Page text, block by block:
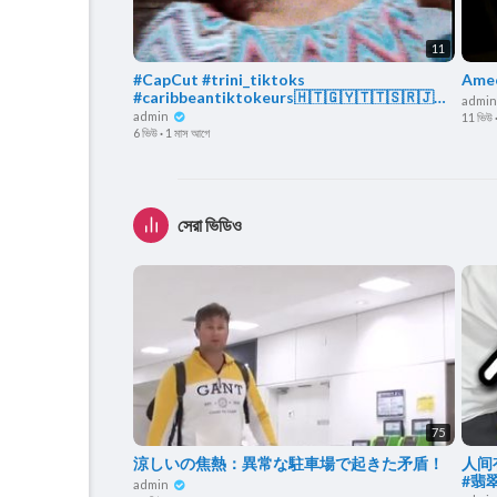
11
#CapCut #trini_tiktoks
#caribbeantiktokeurs🇭🇹🇬🇾🇹🇹🇸🇷🇯🇲
#fypシ #zxycba
admin
6 ভিউ· 1 মাস আগে
admin
11 ভিউ·
সেরা ভিডিও
75
涼しいの焦熱：異常な駐車場で起きた矛盾！
admin
人
#翡